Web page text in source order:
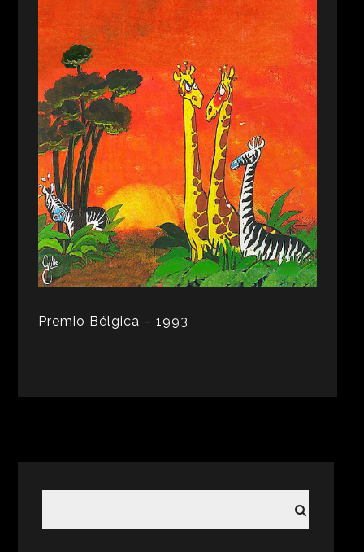
Premio Bélgica – 1993